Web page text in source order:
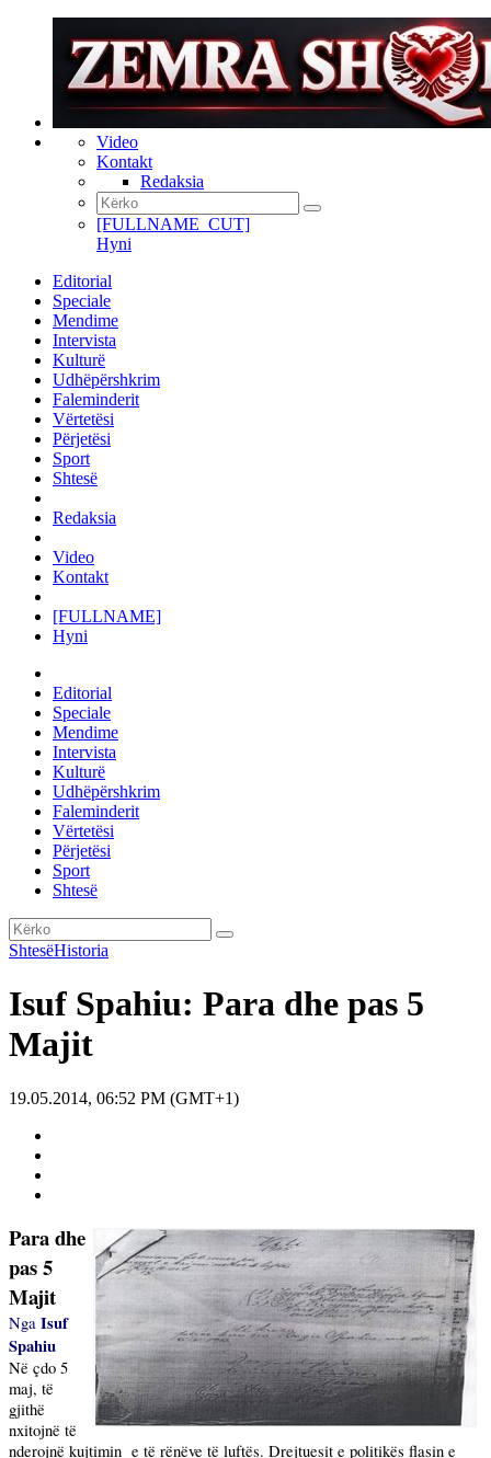
Video
Kontakt
Redaksia
[FULLNAME_CUT]
Hyni
Editorial
Speciale
Mendime
Intervista
Kulturë
Udhëpërshkrim
Faleminderit
Vërtetësi
Përjetësi
Sport
Shtesë
Redaksia
Video
Kontakt
[FULLNAME]
Hyni
Editorial
Speciale
Mendime
Intervista
Kulturë
Udhëpërshkrim
Faleminderit
Vërtetësi
Përjetësi
Sport
Shtesë
ShtesëHistoria
Isuf Spahiu: Para dhe pas 5
Majit
19.05.2014, 06:52 PM (GMT+1)
Para dhe
pas 5
Majit
Nga Isuf
Spahiu
Në çdo 5
maj, të
gjithë
nxitojnë të
nderojnë kujtimin e të rënëve të luftës. Drejtuesit e politikës flasin e